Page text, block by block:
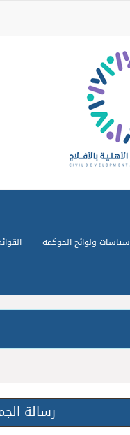
سياسات ولوائح الحوكمة
رسالة